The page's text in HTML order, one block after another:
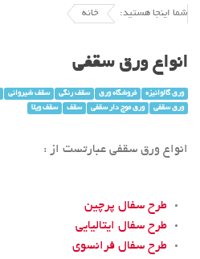
شما اینجا هستید: خانه
انواع ورق سقفی
ورق گالوانیزه فروشگاه ورق سقف رنگی سقف شیروانی
ورق سقفی
ورق موج دار سقفی سقف سقف ویلا
انواع ورق سقفی عبارتست از :
طرح سفال پرچین
طرح سفال ایتالیایی
طرح سفال فرانسوی